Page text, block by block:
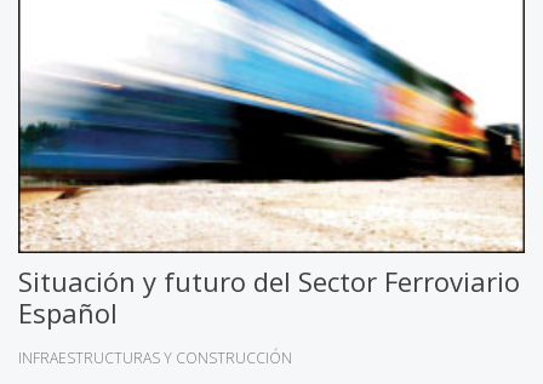
Situación y futuro del Sector Ferroviario
Español
INFRAESTRUCTURAS Y CONSTRUCCIÓN